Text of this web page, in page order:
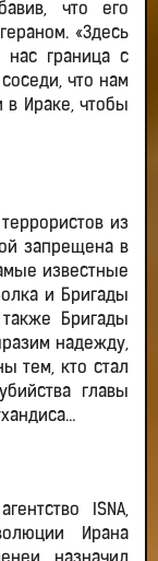
что его
«Здесь
граница с
что нам
Ираке, чтобы
из
запрещена в
известные
и Бригады
Бригады
надежду,
тем, кто стал
главы
ISNA,
Ирана